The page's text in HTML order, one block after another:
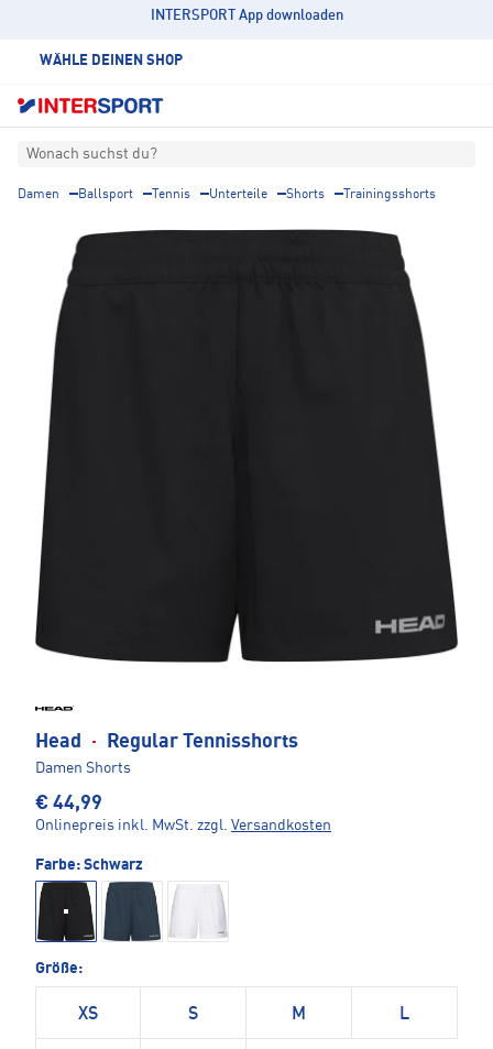
INTERSPORT App downloaden
WÄHLE DEINEN SHOP
Wonach suchst du?
Damen Ballsport Tennis Unterteile Shorts Trainingsshorts
Head · Regular Tennisshorts
Damen Shorts
€ 44,99
Onlinepreis inkl. MwSt. zzgl. Versandkosten
Farbe: Schwarz
Größe:
XS S M L